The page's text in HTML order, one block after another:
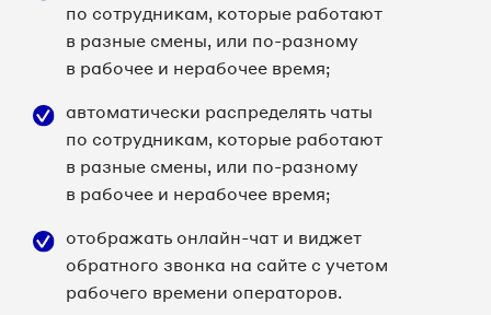
по сотрудникам, которые работают
в разные смены, или по-разному
в рабочее и нерабочее время;
автоматически распределять чаты
по сотрудникам, которые работают
в разные смены, или по-разному
в рабочее и нерабочее время;
отображать онлайн-чат и виджет
обратного звонка на сайте с учетом
рабочего времени операторов.